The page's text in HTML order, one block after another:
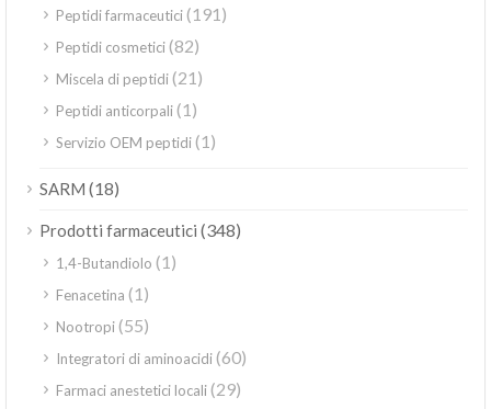
Peptidi farmaceutici(191)
Peptidi cosmetici(82)
Miscela di peptidi(21)
Peptidi anticorpali(1)
Servizio OEM peptidi(1)
SARM (18)
Prodotti farmaceutici (348)
1,4-Butandiolo (1)
Fenacetina (1)
Nootropi(55)
Integratori di aminoacidi(60)
Farmaci anestetici locali(29)